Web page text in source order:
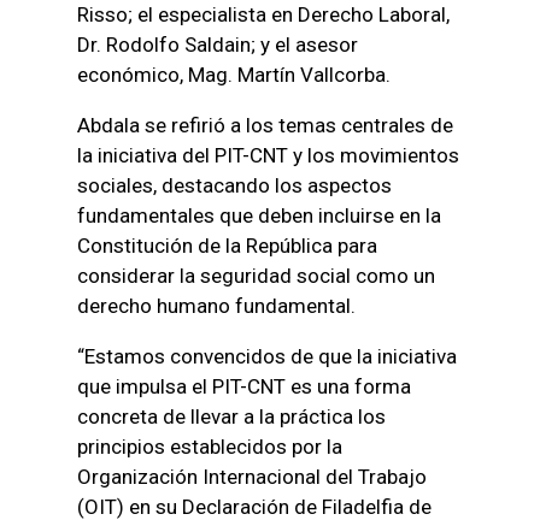
Risso; el especialista en Derecho Laboral,
Dr. Rodolfo Saldain; y el asesor
económico, Mag. Martín Vallcorba.
Abdala se refirió a los temas centrales de
la iniciativa del PIT-CNT y los movimientos
sociales, destacando los aspectos
fundamentales que deben incluirse en la
Constitución de la República para
considerar la seguridad social como un
derecho humano fundamental.
“Estamos convencidos de que la iniciativa
que impulsa el PIT-CNT es una forma
concreta de llevar a la práctica los
principios establecidos por la
Organización Internacional del Trabajo
(OIT) en su Declaración de Filadelfia de